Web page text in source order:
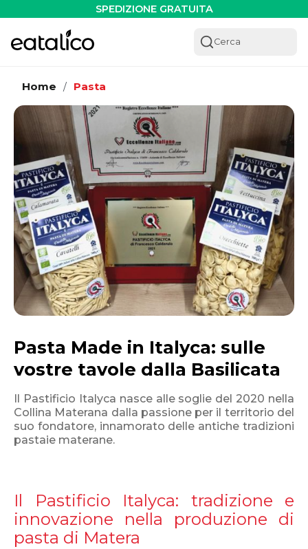
SPEDIZIONE GRATUITA
Cerca
Home / Pasta
Pasta Made in Italyca: sulle
vostre tavole dalla Basilicata
Il Pastificio Italyca nasce alle soglie del 2020 nella
Collina Materana dalla passione per il territorio del
suo fondatore, innamorato delle antiche tradizioni
pastaie materane.
Il Pastificio Italyca: tradizione e
innovazione nella produzione di
pasta di Matera